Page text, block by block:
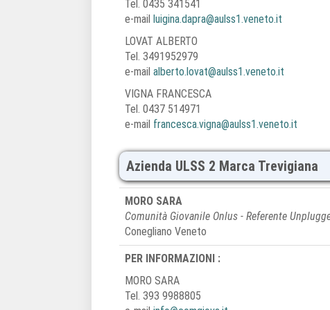
Tel. 0435 341541
e-mail luigina.dapra@aulss1.veneto.it
LOVAT ALBERTO
Tel. 3491952979
e-mail alberto.lovat@aulss1.veneto.it
VIGNA FRANCESCA
Tel. 0437 514971
e-mail francesca.vigna@aulss1.veneto.it
Azienda ULSS 2 Marca Trevigiana
MORO SARA
Comunità Giovanile Onlus - Referente
Conegliano Veneto
PER INFORMAZIONI :
MORO SARA
Tel. 393 9988805